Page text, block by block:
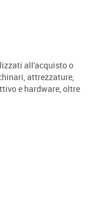
all'acquisto o
attrezzature,
e hardware, oltre